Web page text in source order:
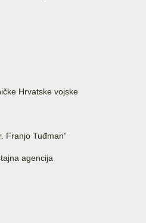
Hrvatske vojske
Franjo Tuđman”
agencija